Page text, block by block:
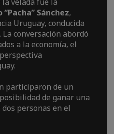
Sánchez,
Uruguay, conducida
. La conversación abordó
a la economía, el
participaron de un
de ganar una
personas en el